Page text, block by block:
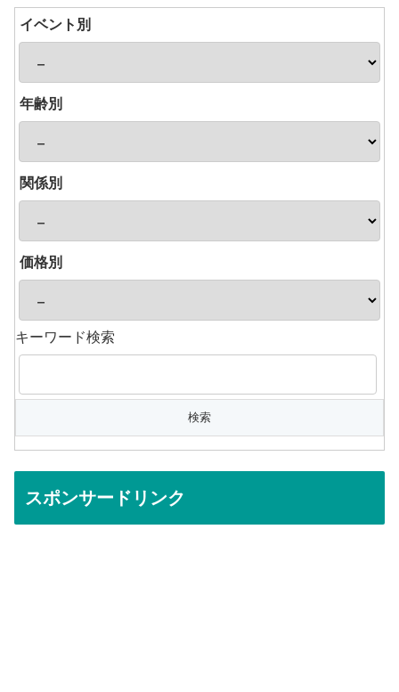
イベント別
年齢別
関係別
価格別
キーワード検索
スポンサードリンク